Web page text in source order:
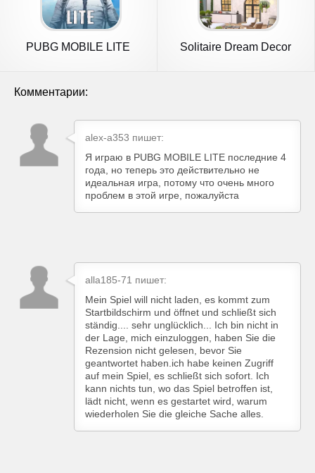
PUBG MOBILE LITE Solitaire Dream Decor
Комментарии:
alex-a353 пишет:
Я играю в PUBG MOBILE LITE последние 4
года, но теперь это действительно не
идеальная игра, потому что очень много
проблем в этой игре, пожалуйста
alla185-71 пишет:
Mein Spiel will nicht laden, es kommt zum
Startbildschirm und öffnet und schließt sich
ständig.... sehr unglücklich... Ich bin nicht in
der Lage, mich einzuloggen, haben Sie die
Rezension nicht gelesen, bevor Sie
geantwortet haben.ich habe keinen Zugriff
auf mein Spiel, es schließt sich sofort. Ich
kann nichts tun, wo das Spiel betroffen ist,
lädt nicht, wenn es gestartet wird, warum
wiederholen Sie die gleiche Sache alles.